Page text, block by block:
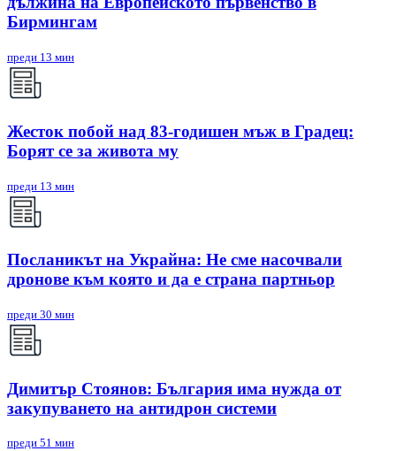
Бирмингам
преди 13 мин
Жесток побой над 83-годишен мъж в Градец:
Борят се за живота му
преди 13 мин
Посланикът на Украйна: Не сме насочвали
дронове към която и да е страна партньор
преди 30 мин
Димитър Стоянов: България има нужда от
закупуването на антидрон системи
преди 51 мин